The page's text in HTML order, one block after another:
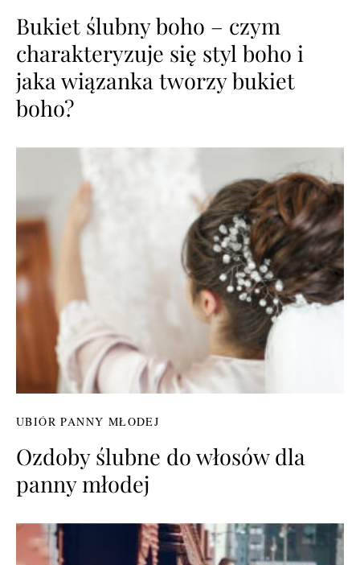
Bukiet ślubny boho – czym
charakteryzuje się styl boho i
jaka wiązanka tworzy bukiet
boho?
UBIÓR PANNY MŁODEJ
Ozdoby ślubne do włosów dla
panny młodej